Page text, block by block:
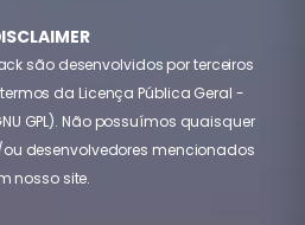
são desenvolvidos por terceiros
da Licença Pública Geral -
GPL). Não possuímos quaisquer
desenvolvedores mencionados
nosso site.